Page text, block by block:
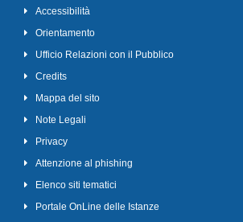
Accessibilità
Orientamento
Ufficio Relazioni con il Pubblico
Credits
Mappa del sito
Note Legali
Privacy
Attenzione al phishing
Elenco siti tematici
Portale OnLine delle Istanze